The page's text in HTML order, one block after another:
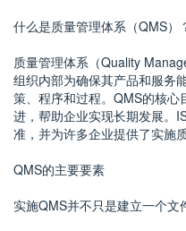
什么是质量管理体系（QMS）
质量管理体系（Quality
组织内部为确保其产品和服务
策、程序和过程。QMS的核
进，帮助企业实现长期发展。
准，并为许多企业提供了实施
QMS的主要要素
实施QMS并不只是建立一个文